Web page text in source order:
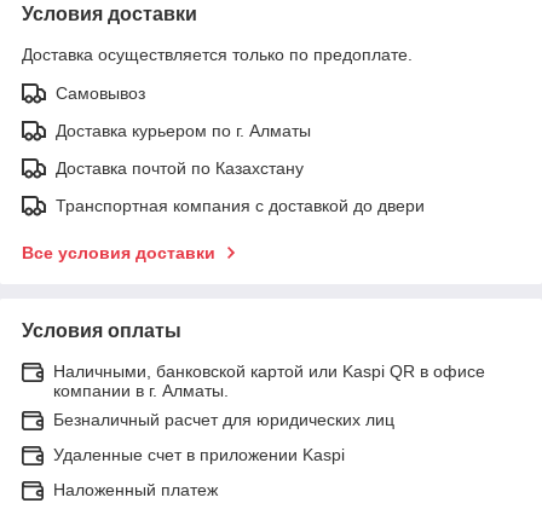
Условия доставки
Доставка осуществляется только по предоплате.
Самовывоз
Доставка курьером по г. Алматы
Доставка почтой по Казахстану
Транспортная компания с доставкой до двери
Все условия доставки
Условия оплаты
Наличными, банковской картой или Kaspi QR в офисе
компании в г. Алматы.
Безналичный расчет для юридических лиц
Удаленные счет в приложении Kaspi
Наложенный платеж